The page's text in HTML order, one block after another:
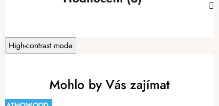
High-contrast mode
Mohlo by Vás zajímat